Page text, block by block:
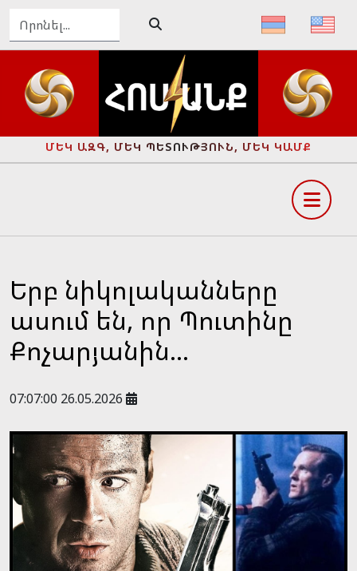
ՄԵԿ ԱԶԳ, ՄԵԿ ՊԵՏՈՒԹՅՈՒՆ, ՄԵԿ ԿԱՄՔ
Երբ նիկոլականները
ասում են, որ Պուտինը
Քոչարյանին...
07:07:00 26.05.2026